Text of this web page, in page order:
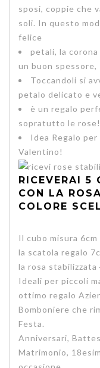
sposi, coppie che
soli. In questo
felice
petali, la
un buon
Toccandoli si
petalo delicato e
è un regalo
sopratutto le rose!
Idea Regalo per
Valentino!
RICEVERAI 5
CON LA
COLORE
Il cubo misura 6cm
la scatola regalo
la rosa stabilizzata
Ideali per piccoli
ottimo regalo
Bomboniere che
Festa.
Anniversari,
Matrimonio,